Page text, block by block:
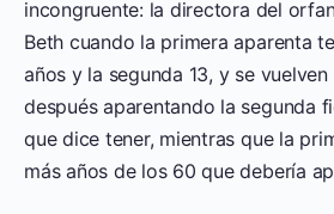
incongruente: la directora del
Beth cuando la primera aparenta
años y la segunda 13, y se
después aparentando la segunda
que dice tener, mientras que la
más años de los 60 que debería